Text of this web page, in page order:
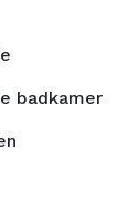
badkamer